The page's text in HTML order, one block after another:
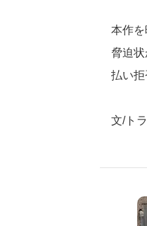
本作
脅迫
払い
文/ト